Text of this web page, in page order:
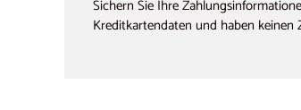
Sichern Sie Ihre
Kreditkartendaten und haben